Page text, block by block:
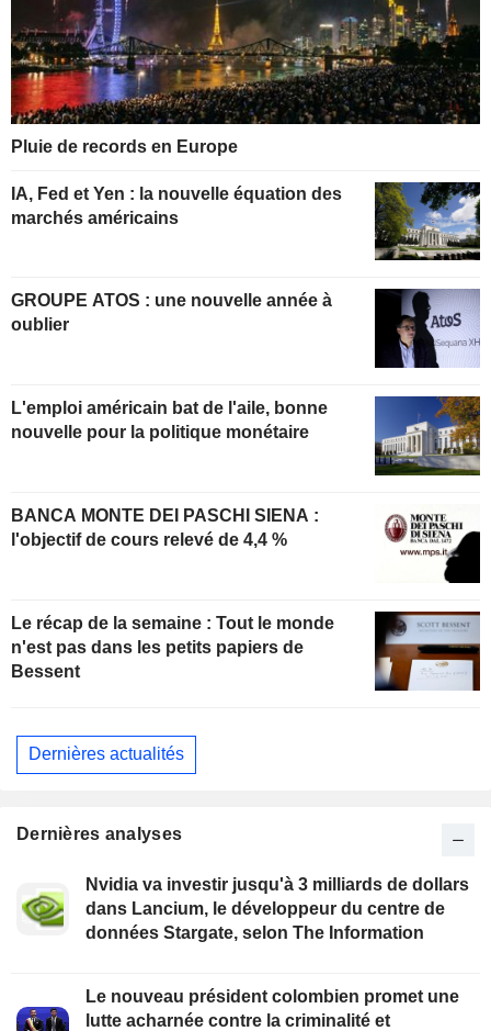
Pluie de records en Europe
IA, Fed et Yen : la nouvelle équation des
marchés américains
GROUPE ATOS : une nouvelle année à
oublier
L'emploi américain bat de l'aile, bonne
nouvelle pour la politique monétaire
BANCA MONTE DEI PASCHI SIENA :
l'objectif de cours relevé de 4,4 %
Le récap de la semaine : Tout le monde
n'est pas dans les petits papiers de
Bessent
Dernières actualités
Dernières analyses
Nvidia va investir jusqu'à 3 milliards de dollars
dans Lancium, le développeur du centre de
données Stargate, selon The Information
Le nouveau président colombien promet une
lutte acharnée contre la criminalité et